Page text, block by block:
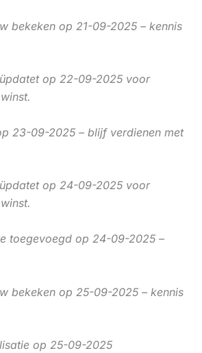
bekeken op 21-09-2025 – kennis
op 22-09-2025 voor
23-09-2025 – blijf verdienen met
op 24-09-2025 voor
toegevoegd op 24-09-2025 –
bekeken op 25-09-2025 – kennis
op 25-09-2025